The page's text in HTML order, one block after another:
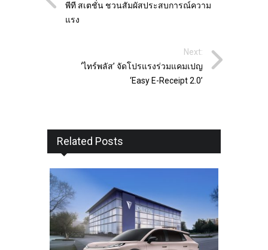
พีที สเตชั่น ชวนสัมผัสประสบการณ์ความ
แรง
Next:
‘ไทร์พลัส’ จัดโปรแรงร่วมแคมเปญ
‘Easy E-Receipt 2.0’
Related Posts